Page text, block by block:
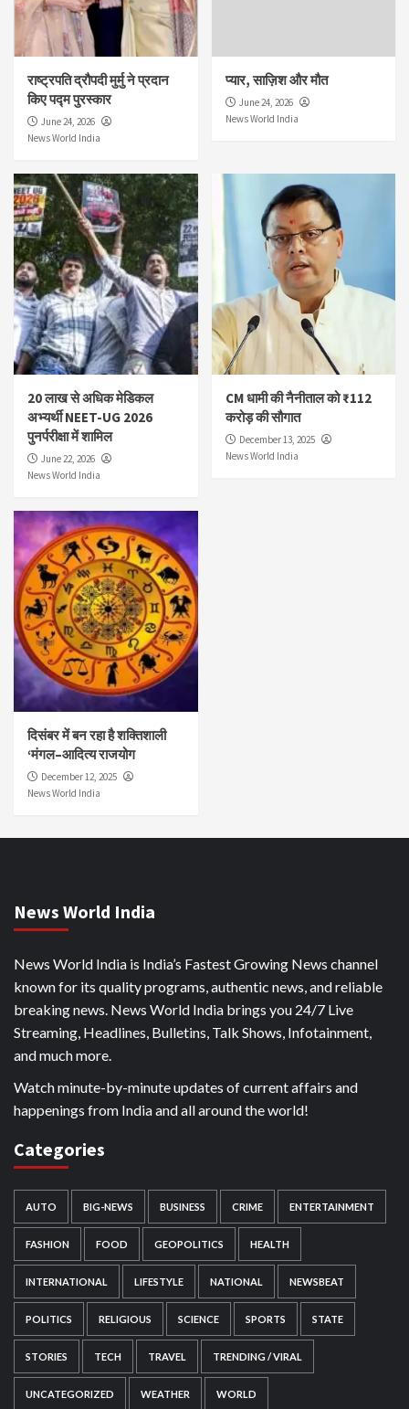
राष्ट्रपति द्रौपदी मुर्मु ने प्रदान
किए पद्म पुरस्कार
June 24, 2026
News World India
प्यार, साज़िश और मौत
June 24, 2026
News World India
20 लाख से अधिक मेडिकल
अभ्यर्थी NEET-UG 2026
पुनर्परीक्षा में शामिल
June 22, 2026
News World India
CM धामी की नैनीताल को ₹112
करोड़ की सौगात
December 13, 2025
News World India
दिसंबर में बन रहा है शक्तिशाली
‘मंगल–आदित्य राजयोग
December 12, 2025
News World India
News World India
News World India is India’s Fastest Growing News channel
known for its quality programs, authentic news, and reliable
breaking news. News World India brings you 24/7 Live
Streaming, Headlines, Bulletins, Talk Shows, Infotainment,
and much more.
Watch minute-by-minute updates of current affairs and
happenings from India and all around the world!
Categories
AUTO BIG-NEWS BUSINESS CRIME ENTERTAINMENT
FASHION FOOD GEOPOLITICS HEALTH
INTERNATIONAL LIFESTYLE NATIONAL NEWSBEAT
POLITICS RELIGIOUS SCIENCE SPORTS STATE
STORIES TECH TRAVEL TRENDING / VIRAL
UNCATEGORIZED WEATHER WORLD